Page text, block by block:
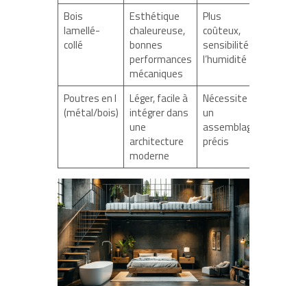
Bois
lamellé-
collé
Esthétique
chaleureuse,
bonnes
performances
mécaniques
Plus
coûteux,
sensibilité à
l’humidité
Poutres en I
(métal/bois)
Léger, facile à
intégrer dans
une
architecture
moderne
Nécessite
un
assemblage
précis